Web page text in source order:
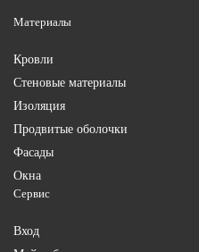
Материалы
Кровли
Стеновые материалы
Изоляция
Продвитые оболочки
Фасады
Окна
Сервис
Вход